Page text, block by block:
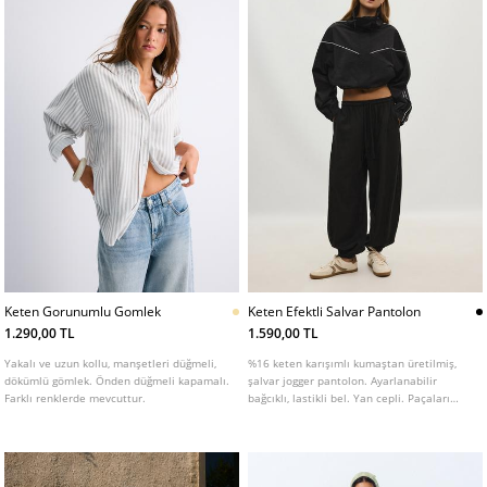
Keten Gorunumlu Gomlek
1.290,00 TL
Yakalı ve uzun kollu, manşetleri düğmeli,
dökümlü gömlek. Önden düğmeli kapamalı.
Farklı renklerde mevcuttur.
Keten Efektli Salvar Pantolon
1.590,00 TL
%16 keten karışımlı kumaştan üretilmiş,
şalvar jogger pantolon. Ayarlanabilir
bağcıklı, lastikli bel. Yan cepli. Paçaları